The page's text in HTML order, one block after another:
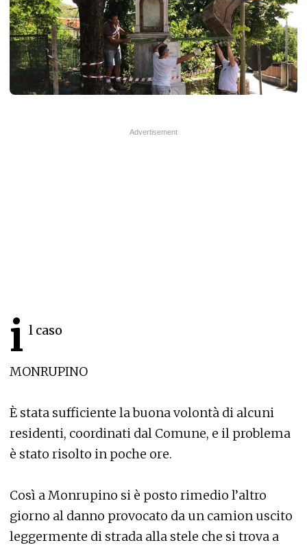
i l caso
MONRUPINO
È stata sufficiente la buona volontà di alcuni
residenti, coordinati dal Comune, e il problema
è stato risolto in poche ore.
Così a Monrupino si è posto rimedio l’altro
giorno al danno provocato da un camion uscito
leggermente di strada alla stele che si trova a